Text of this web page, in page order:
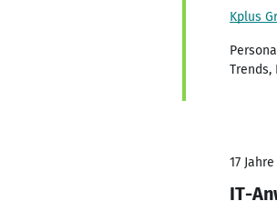
Kplus
Trends,
17
IT-